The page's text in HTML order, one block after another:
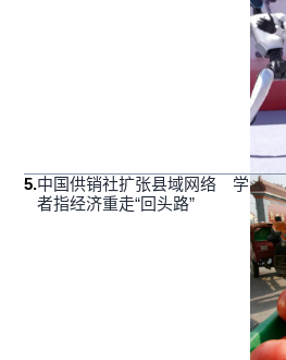
5.中国供销社扩张县域网络 学
者指经济重走“回头路”